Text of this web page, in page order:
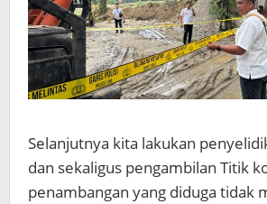
Selanjutnya kita lakukan
dan sekaligus pengambilan Titik
penambangan yang diduga tidak